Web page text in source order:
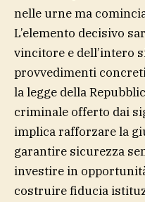
nelle urne ma
L’elemento decisivo
vincitore e dell’intero
provvedimenti
la legge della
criminale offerto dai
implica rafforzare la
garantire sicurezza
investire in
costruire fiducia